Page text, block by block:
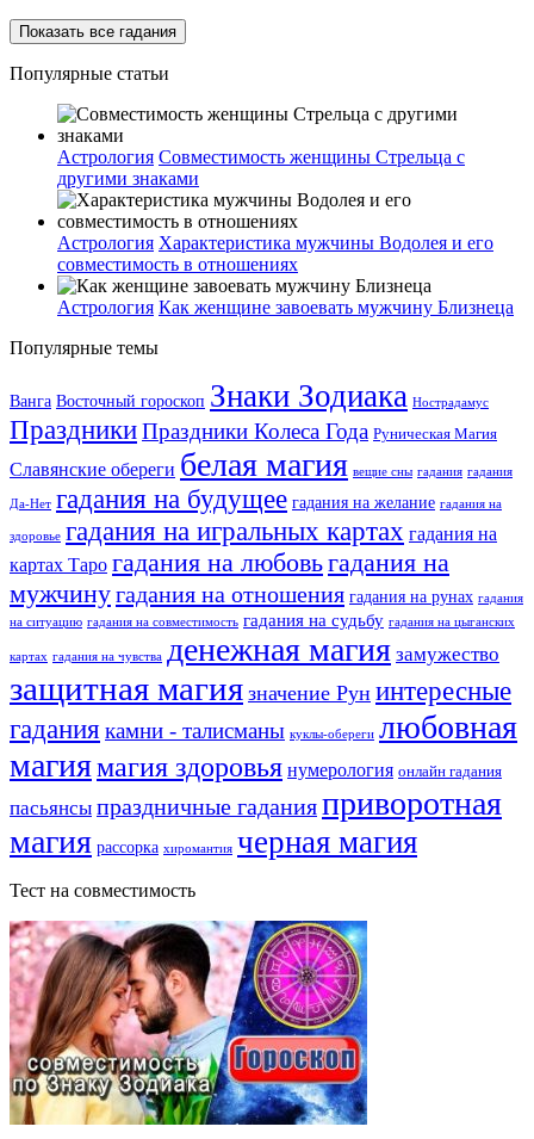
Показать все гадания
Популярные статьи
Астрология Совместимость женщины Стрельца с
другими знаками
Астрология Характеристика мужчины Водолея и его
совместимость в отношениях
Астрология Как женщине завоевать мужчину Близнеца
Популярные темы
Ванга Восточный гороскоп Знаки Зодиака Нострадамус
ПраздникиПраздники Колеса Года Руническая Магия
Славянские обереги белая магия вещие сны гадания гадания
Да-Нет гадания на будущее гадания на желание гадания на
здоровье гадания на игральных картах гадания на
картах Таро гадания на любовьгадания на
мужчинугадания на отношения гадания на рунах гадания
на ситуацию гадания на совместимость гадания на судьбу гадания на цыганских
картах гадания на чувства денежная магия замужество
защитная магия значение Рун интересные
гадания камни - талисманы куклы-обереги любовная
магиямагия здоровья нумерология онлайн гадания
пасьянсы праздничные гаданияприворотная
магия рассорка хиромантия черная магия
Тест на совместимость